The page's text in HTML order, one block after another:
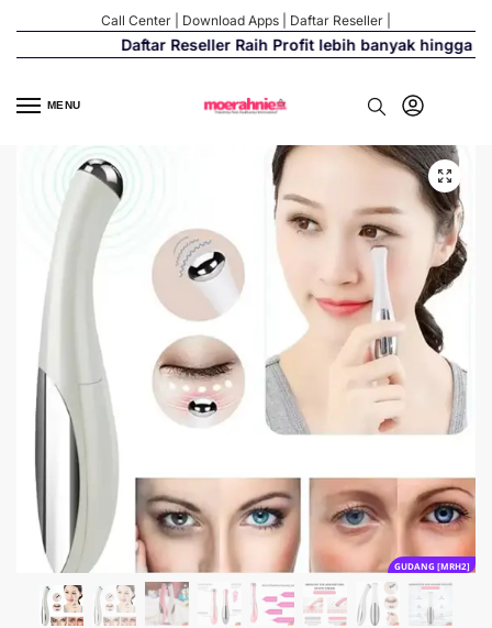
Call Center Download Apps Daftar Reseller
Daftar Reseller Raih Profit lebih banyak hingga
MENU
GUDANG [MRH2]